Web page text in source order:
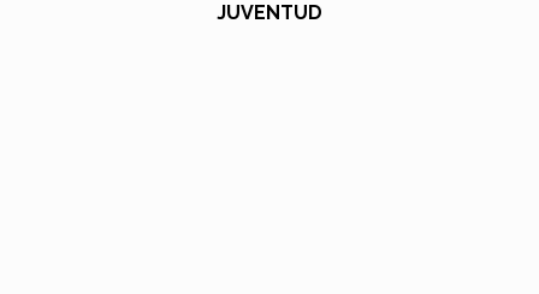
JUVENTUD